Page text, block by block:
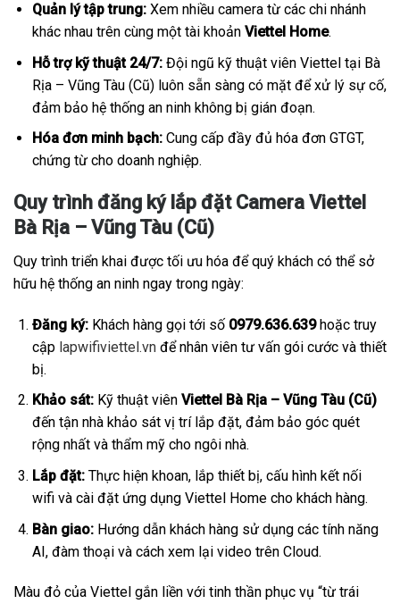
Quản lý tập trung:Xem nhiều camera từ các chi nhánh
khác nhau trên cùng một tài khoản Viettel Home.
Hỗ trợ kỹ thuật 24/7:Đội ngũ kỹ thuật viên Viettel tại Bà
Rịa – Vũng Tàu (Cũ) luôn sẵn sàng có mặt để xử lý sự cố,
đảm bảo hệ thống an ninh không bị gián đoạn.
Hóa đơn minh bạch:Cung cấp đầy đủ hóa đơn GTGT,
chứng từ cho doanh nghiệp.
Quy trình đăng ký lắp đặt Camera Viettel
Bà Rịa – Vũng Tàu (Cũ)
Quy trình triển khai được tối ưu hóa để quý khách có thể sở
hữu hệ thống an ninh ngay trong ngày:
Đăng ký:Khách hàng gọi tới số 0979.636.639hoặc truy
cập lapwifiviettel.vnđể nhân viên tư vấn gói cước và thiết
bị.
Khảo sát:Kỹ thuật viên Viettel Bà Rịa – Vũng Tàu (Cũ)
đến tận nhà khảo sát vị trí lắp đặt, đảm bảo góc quét
rộng nhất và thẩm mỹ cho ngôi nhà.
Lắp đặt:Thực hiện khoan, lắp thiết bị, cấu hình kết nối
wifi và cài đặt ứng dụng Viettel Home cho khách hàng.
Bàn giao:Hướng dẫn khách hàng sử dụng các tính năng
AI, đàm thoại và cách xem lại video trên Cloud.
Màu đỏ của Viettel gắn liền với tinh thần phục vụ “từ trái